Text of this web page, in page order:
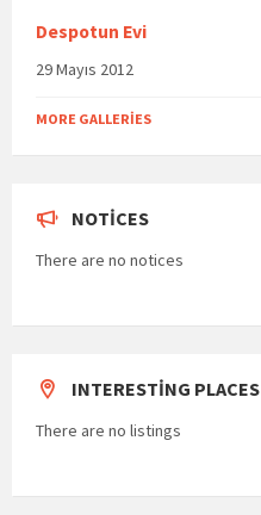
Despotun Evi
29 Mayıs 2012
MORE GALLERIES
NOTICES
There are no notices
INTERESTING PLACES
There are no listings